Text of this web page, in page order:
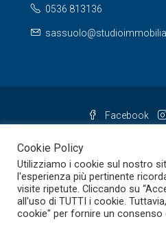
0536 813136
Facebook
Cookie Policy
Utilizziamo i cookie sul nostro
l'esperienza più pertinente
visite ripetute. Cliccando su
all'uso di TUTTI i cookie.
cookie" per fornire un consenso